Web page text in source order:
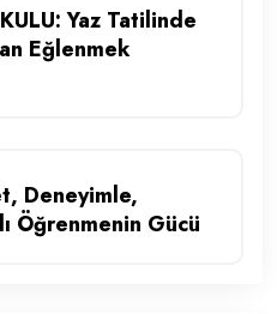
Yaz Tatilinde
Eğlenmek
Deneyimle,
Öğrenmenin Gücü